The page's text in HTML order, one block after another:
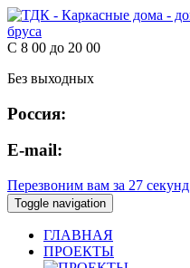
С 8 00 до 20 00
Без выходных
Россия:
E-mail:
Перезвоним вам за 27 секунд
Toggle navigation
ГЛАВНАЯ
ПРОЕКТЫ